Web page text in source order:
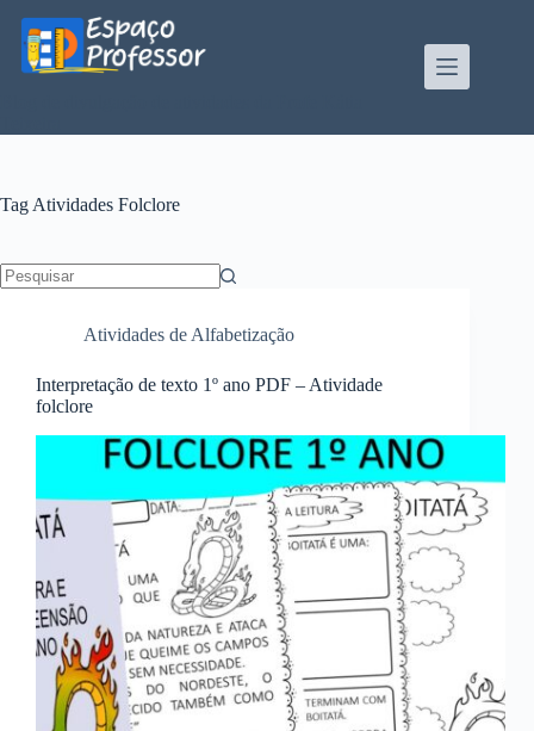
para
conteúdo
Tag Atividades Folclore
Atividades de Alfabetização
Interpretação de texto 1º ano PDF – Atividade
folclore